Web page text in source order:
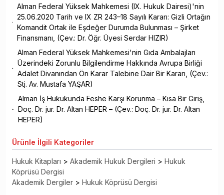
Alman Federal Yüksek Mahkemesi (IX. Hukuk Dairesi)'nin
25.06.2020 Tarih ve IX ZR 243–18 Sayılı Kararı: Gizli Ortağın
Komandit Ortak ile Eşdeğer Durumda Bulunması – Şirket
Finansmanı, (Çev.: Dr. Öğr. Üyesi Serdar HIZIR)
Alman Federal Yüksek Mahkemesi'nin Gıda Ambalajları
Üzerindeki Zorunlu Bilgilendirme Hakkında Avrupa Birliği
Adalet Divanından Ön Karar Talebine Dair Bir Kararı, (Çev.:
Stj. Av. Mustafa YAŞAR)
Alman İş Hukukunda Feshe Karşı Korunma – Kısa Bir Giriş,
Doç. Dr. jur. Dr. Altan HEPER – (Çev.: Doç. Dr. jur. Dr. Altan
HEPER)
Ürünle İlgili Kategoriler
Hukuk Kitapları > Akademik Hukuk Dergileri > Hukuk
Köprüsü Dergisi
Akademik Dergiler > Hukuk Köprüsü Dergisi